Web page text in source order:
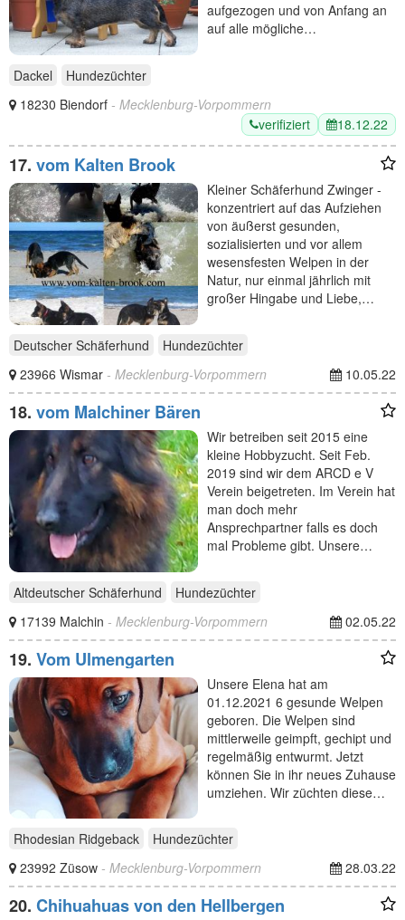
aufgezogen und von Anfang an
auf alle mögliche…
Dackel
Hundezüchter
18230 Biendorf - Mecklenburg-Vorpommern
verifiziert
18.12.22
17. vom Kalten Brook
Kleiner Schäferhund Zwinger -
konzentriert auf das Aufziehen
von äußerst gesunden,
sozialisierten und vor allem
wesensfesten Welpen in der
Natur, nur einmal jährlich mit
großer Hingabe und Liebe,…
Deutscher Schäferhund
Hundezüchter
23966 Wismar - Mecklenburg-Vorpommern 10.05.22
18. vom Malchiner Bären
Wir betreiben seit 2015 eine
kleine Hobbyzucht. Seit Feb.
2019 sind wir dem ARCD e V
Verein beigetreten. Im Verein hat
man doch mehr
Ansprechpartner falls es doch
mal Probleme gibt. Unsere…
Altdeutscher Schäferhund
Hundezüchter
17139 Malchin - Mecklenburg-Vorpommern 02.05.22
19. Vom Ulmengarten
Unsere Elena hat am
01.12.2021 6 gesunde Welpen
geboren. Die Welpen sind
mittlerweile geimpft, gechipt und
regelmäßig entwurmt. Jetzt
können Sie in ihr neues Zuhause
umziehen. Wir züchten diese…
Rhodesian Ridgeback
Hundezüchter
23992 Züsow - Mecklenburg-Vorpommern 28.03.22
20. Chihuahuas von den Hellbergen